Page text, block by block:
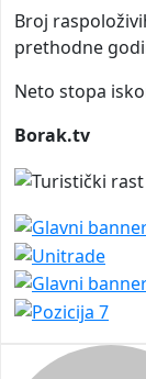
Broj
prethodne
Neto stopa
Borak.tv